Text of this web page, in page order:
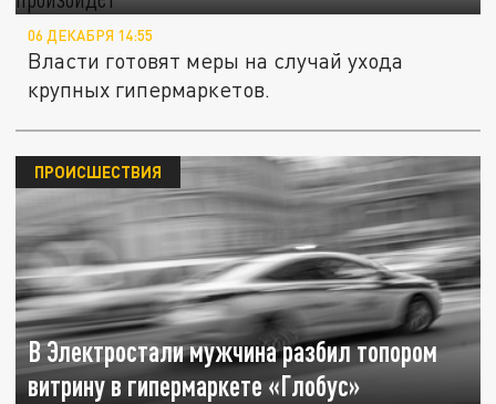
06 ДЕКАБРЯ 14:55
Власти готовят меры на случай ухода
крупных гипермаркетов.
В Электростали мужчина разбил топором
витрину в гипермаркете «Глобус»
ПРОИСШЕСТВИЯ